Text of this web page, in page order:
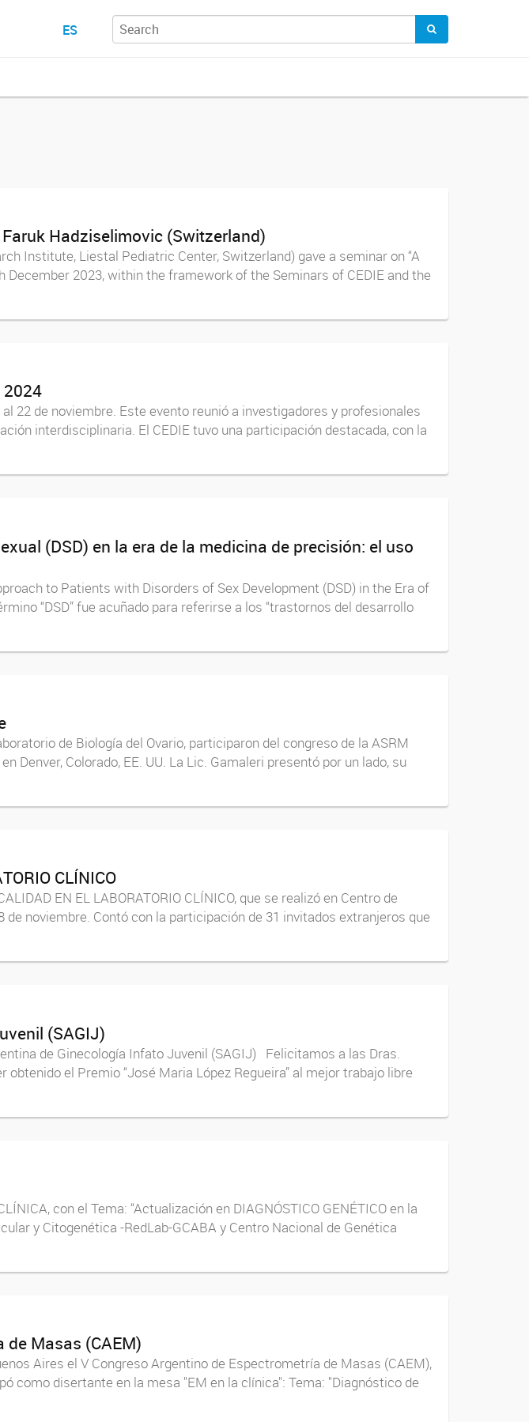
ES
Faruk Hadziselimovic (Switzerland)
Institute, Liestal Pediatric Center, Switzerland) gave a seminar on “A
2023, within the framework of the Seminars of CEDIE and the
2024
22 de noviembre. Este evento reunió a investigadores y profesionales
interdisciplinaria. El CEDIE tuvo una participación destacada, con la
(DSD) en la era de la medicina de precisión: el uso
to Patients with Disorders of Sex Development (DSD) in the Era of
“DSD” fue acuñado para referirse a los “trastornos del desarrollo
de Biología del Ovario, participaron del congreso de la ASRM
Colorado, EE. UU. La Lic. Gamaleri presentó por un lado, su
CLÍNICO
EN EL LABORATORIO CLÍNICO, que se realizó en Centro de
noviembre. Contó con la participación de 31 invitados extranjeros que
(SAGIJ)
de Ginecología Infato Juvenil (SAGIJ) Felicitamos a las Dras.
el Premio “José Maria López Regueira” al mejor trabajo libre
con el Tema: “Actualización en DIAGNÓSTICO GENÉTICO en la
y Citogenética -RedLab-GCABA y Centro Nacional de Genética
Masas (CAEM)
Aires el V Congreso Argentino de Espectrometría de Masas (CAEM),
como disertante en la mesa "EM en la clínica": Tema: "Diagnóstico de